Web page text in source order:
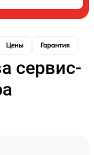
Цены Гарантия
сервис-